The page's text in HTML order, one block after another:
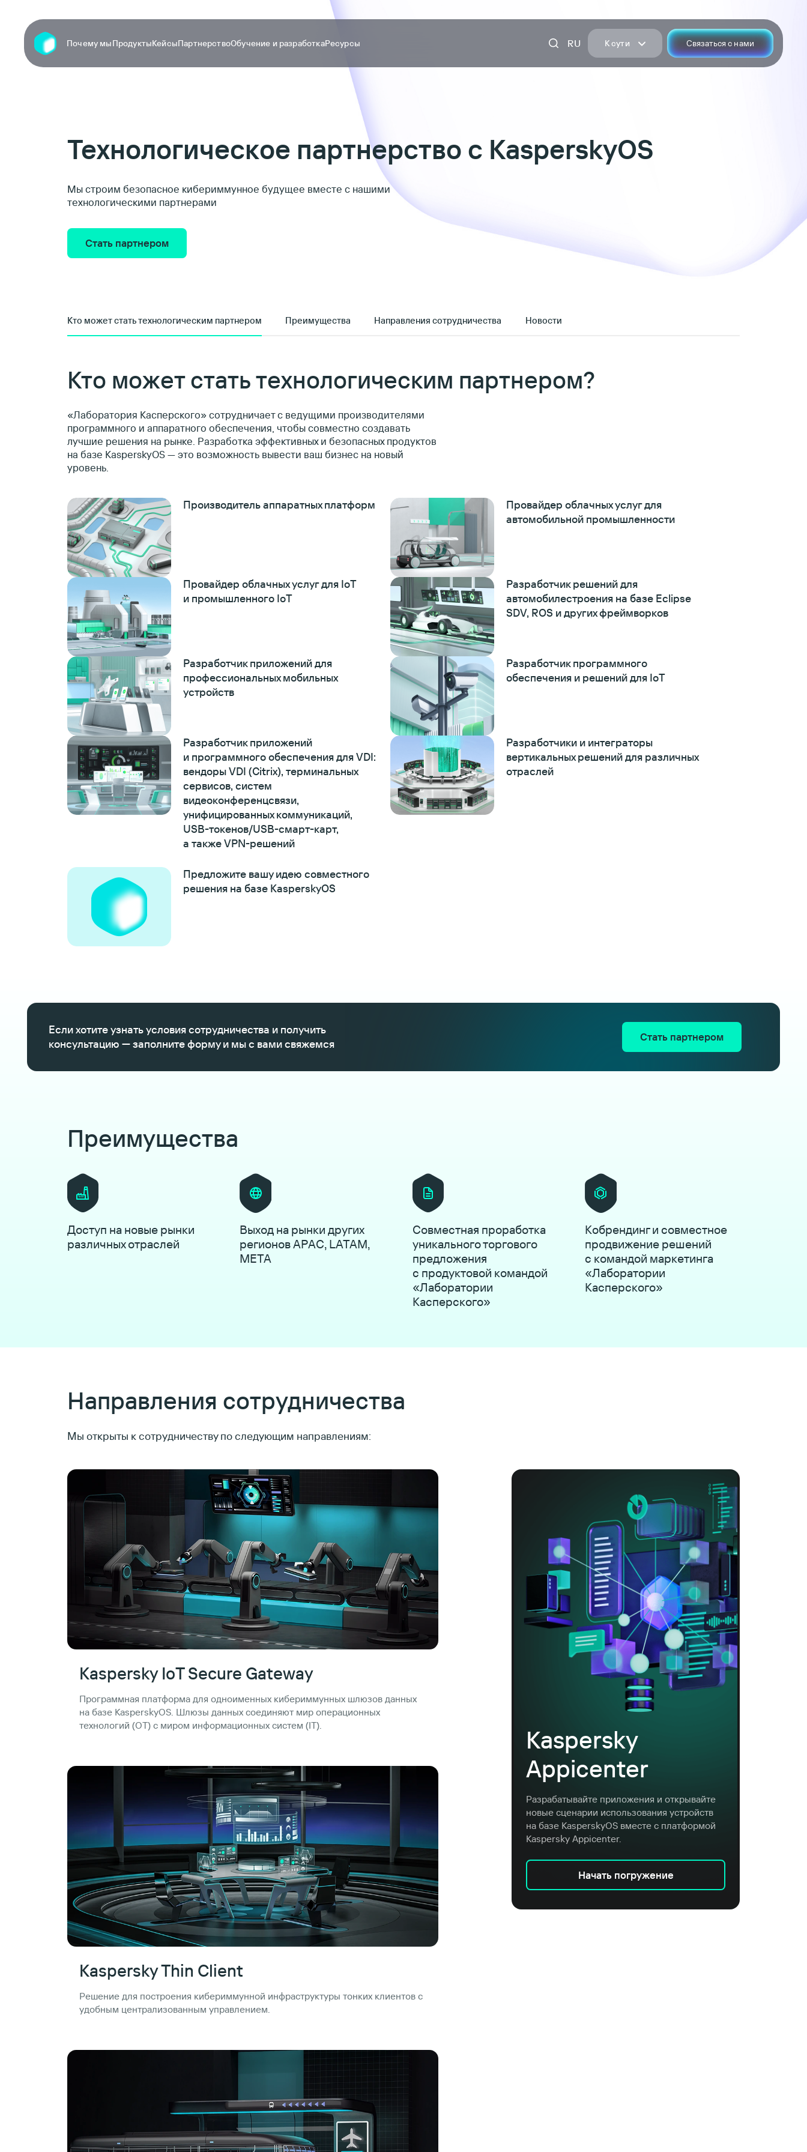
Почему мыПродуктыКейсыПартнерствоОбучение и разработкаРесурсы RU К сути Связаться с нами
Технологическое партнерство с KasperskyOS
Мы строим безопасное кибериммунное будущее вместе с нашими
технологическими партнерами
Стать партнером
Кто может статьтехнологическим партнером Преимущества Направления сотрудничества Новости
Кто может стать технологическим партнером?
«Лаборатория Касперского» сотрудничает с ведущими производителями
программного и аппаратного обеспечения, чтобы совместно создавать
лучшие решения на рынке. Разработка эффективных и безопасных продуктов
на базе KasperskyOS — это возможность вывести ваш бизнес на новый
уровень.
Производитель аппаратных платформ
Провайдер облачных услуг для
автомобильной промышленности
Провайдер облачных услуг для IoT
и промышленного IoT
Разработчик решений для
автомобилестроения на базе Eclipse
SDV, ROS и других фреймворков
Разработчик приложений для
профессиональных мобильных
устройств
Разработчик программного
обеспечения и решений для IoT
Разработчик приложений
и программного обеспечения для VDI:
вендоры VDI (Citrix), терминальных
сервисов, систем
видеоконференцсвязи,
унифицированных коммуникаций,
USB-токенов/USB-смарт-карт,
а также VPN-решений
Разработчики и интеграторы
вертикальных решений для различных
отраслей
Предложите вашу идею совместного
решения на базе KasperskyOS
Если хотите узнать условия сотрудничества и получить
консультацию — заполните форму и мы с вами свяжемся
Стать партнером
Преимущества
Доступ на новые рынки
различных отраслей
Выход на рынки других
регионов APAC, LATAM,
META
Совместная проработка
уникального торгового
предложения
с продуктовой командой
«Лаборатории
Касперского»
Кобрендинг и совместное
продвижение решений
с командой маркетинга
«Лаборатории
Касперского»
Направления сотрудничества
Мы открыты к сотрудничеству по следующим направлениям:
Kaspersky IoT Secure Gateway
Программная платформа для одноименных кибериммунных шлюзов данных
на базе KasperskyOS. Шлюзы данных соединяют мир операционных
технологий (ОТ) с миром информационных систем (IT).
Kaspersky Thin Client
Решение для построения кибериммунной инфраструктуры тонких клиентов с
удобным централизованным управлением.
Kaspersky
Appicenter
Разрабатывайте приложения и открывайте
новые сценарии использования устройств
на базе KasperskyOS вместе с платформой
Kaspersky Appicenter.
Начать погружение